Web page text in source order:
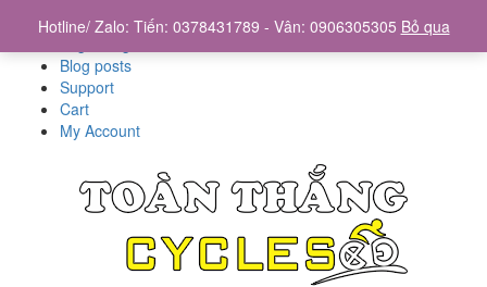
Blog posts
Support
Cart
My Account
Hotline/ Zalo: Tiến: 0378431789 - Vân: 0906305305 Bỏ qua